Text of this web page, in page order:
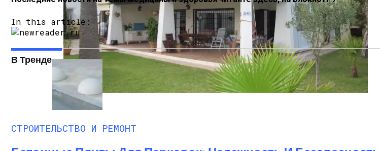
Производство Плит Перекрытия ВП В Москве
Недвижимость В Испании Без Посредников
In this article:
В Тренде
СТРОИТЕЛЬСТВО И РЕМОНТ